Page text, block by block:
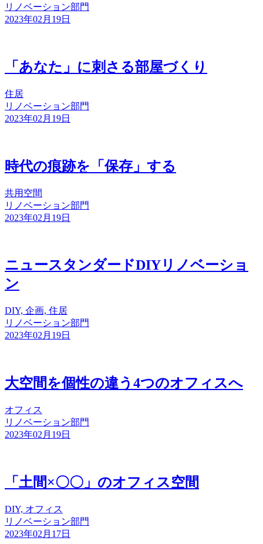
リノベーション部門
2023年02月19日
「あなた」に刺さる部屋づくり
住居
リノベーション部門
2023年02月19日
時代の痕跡を「保存」する
共用空間
リノベーション部門
2023年02月19日
ニュースタンダードDIYリノベーショ
ン
DIY, 企画, 住居
リノベーション部門
2023年02月19日
大空間を個性の違う4つのオフィスへ
オフィス
リノベーション部門
2023年02月19日
「土間×〇〇」のオフィス空間
DIY, オフィス
リノベーション部門
2023年02月17日